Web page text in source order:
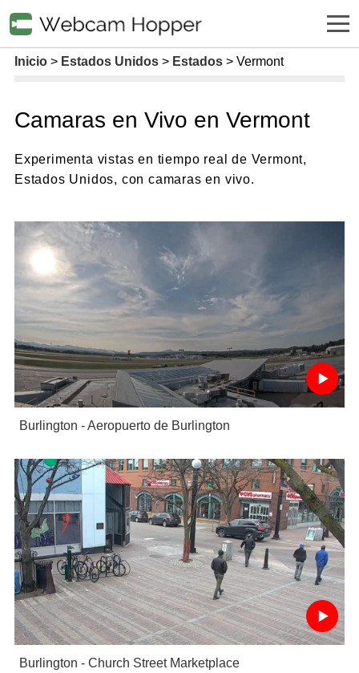
Inicio Estados Unidos Estados Vermont
Camaras en Vivo en Vermont
Experimenta vistas en tiempo real de Vermont,
Estados Unidos, con camaras en vivo.
Burlington - Aeropuerto de Burlington
Burlington - Church Street Marketplace